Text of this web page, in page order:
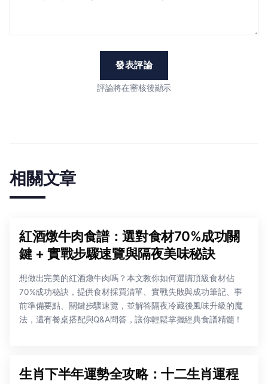
發表評論
評論將在審核後顯示
相關文章
紅酒燉牛肉食譜：選對食材70%成功關
鍵 + 實戰步驟速覽與隔夜美味秘訣
想做出完美的紅酒燉牛肉嗎？本文教你如何選購頂級食材佔
70%成功秘訣，提供食材採買清單、實戰失敗與成功筆記、事
前準備要點、關鍵步驟速覽，並解答隔夜冷藏後風味升級的魔
法，還有餐桌搭配與Q&A問答，讓你輕鬆掌握經典食譜精髓！
生肖下半年運勢全攻略：十二生肖運程